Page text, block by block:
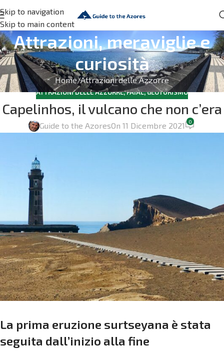
Skip to navigation
Skip to main content
Attrazioni, meraviglie e
curiosità
Home Attrazioni delle Azzorre
ATTRAZIONI DELLE AZZORRE,FAIAL,GEOTURISMO
Capelinhos, il vulcano che non c’era
Guide to the AzoresOn 11 Dicembre 2021 0
La prima eruzione surtseyana è stata
seguita dall’inizio alla fine